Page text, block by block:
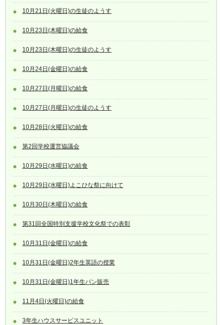
10月21日(火曜日)の生徒のようす
10月23日(木曜日)の給食
10月23日(木曜日)の生徒のようす
10月24日(金曜日)の給食
10月27日(月曜日)の給食
10月27日(月曜日)の生徒のようす
10月28日(火曜日)の給食
第2回学校運営協議会
10月29日(水曜日)の給食
10月29日(水曜日)よこひな祭に向けて
10月30日(木曜日)の給食
第31回全国特別支援学校文化祭での表彰
10月31日(金曜日)の給食
10月31日(金曜日)2年生英語の授業
10月31日(金曜日)1年生パン販売
11月4日(火曜日)の給食
3年生ハウスサービスユニット